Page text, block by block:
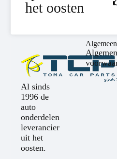
het oosten
Al sinds
1996 de
auto
onderdelen
leverancier
uit het
oosten.
Algemeen